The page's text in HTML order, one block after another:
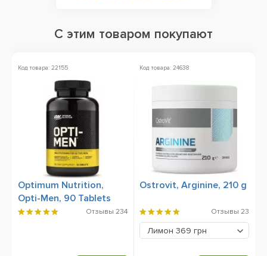
С этим товаром покупают
Код товара: 22155
Optimum Nutrition,
Opti-Men, 90 Tablets
Отзывы 234
Код товара: 24638
Ostrovit, Arginine, 210 g
Отзывы 23
Лимон 369 грн